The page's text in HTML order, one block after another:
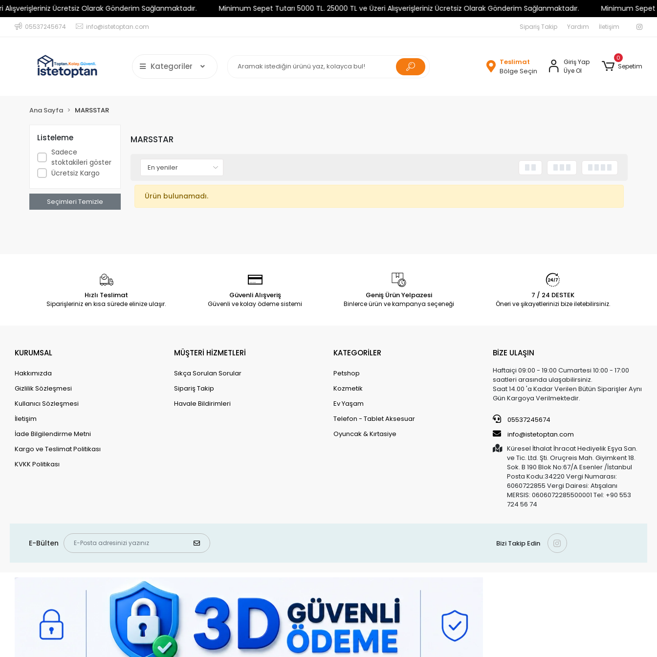
Ücretsiz Olarak Gönderim Sağlanmaktadır. Minimum Sepet Tutarı 5000 TL. 25000 TL ve Üzeri Alışverişleriniz Ücretsiz Olarak Gönderim Sağlanmaktadır. Minimum Sepet
05537245674 info@istetoptan.com Sipariş Takip Yardım İletişim
Kategoriler
Teslimat
Bölge Seçin
Giriş Yap
Üye Ol
0
Sepetim
Ana Sayfa MARSSTAR
Listeleme
Sadece
stoktakileri göster
Ücretsiz Kargo
Seçimleri Temizle
MARSSTAR
Ürün bulunamadı.
Hızlı Teslimat
Siparişleriniz en kısa sürede elinize ulaşır.
Güvenli Alışveriş
Güvenli ve kolay ödeme sistemi
Geniş Ürün Yelpazesi
Binlerce ürün ve kampanya seçeneği
7 / 24 DESTEK
Öneri ve şikayetlerinizi bize iletebilirsiniz.
KURUMSAL
Hakkımızda
Gizlilik Sözleşmesi
Kullanıcı Sözleşmesi
İletişim
İade Bilgilendirme Metni
Kargo ve Teslimat Politikası
KVKK Politikası
MÜŞTERİ HİZMETLERİ
Sıkça Sorulan Sorular
Sipariş Takip
Havale Bildirimleri
KATEGORİLER
Petshop
Kozmetik
Ev Yaşam
Telefon - Tablet Aksesuar
Oyuncak & Kırtasiye
BİZE ULAŞIN
Haftaiçi 09:00 - 19:00 Cumartesi 10:00 - 17:00
saatleri arasında ulaşabilirsiniz.
Saat 14.00 'a Kadar Verilen Bütün Siparişler Aynı
Gün Kargoya Verilmektedir.
05537245674
info@istetoptan.com
Küresel İthalat İhracat Hediyelik Eşya San.
ve Tic. Ltd. Şti. Oruçreis Mah. Giyimkent 18.
Sok. B 190 Blok No:67/A Esenler /İstanbul
Posta Kodu:34220 Vergi Numarası:
6060722855 Vergi Dairesi: Atışalanı
MERSIS: 0606072285500001 Tel: +90 553
724 56 74
E-Bülten Bizi Takip Edin